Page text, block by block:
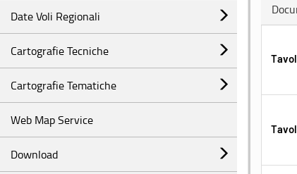
Date Voli Regionali
Cartografie Tecniche
Cartografie Tematiche
Web Map Service
Download